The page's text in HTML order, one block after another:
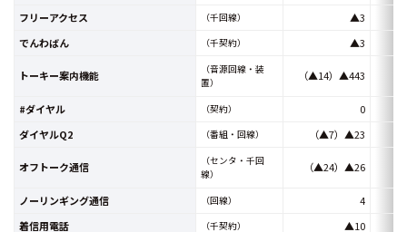
フリーアクセス
（千回線）
▲3
でんわばん
（千契約） ▲3
トーキー案内機能
（音源回線・装
置）
（▲14）▲443
#ダイヤル （契約）
0
ダイヤルQ2
（番組・回線） （▲7）▲23
オフトーク通信
（センタ・千回
線）
（▲24）▲26
ノーリンギング通信 （回線）
4
着信用電話
（千契約） ▲10